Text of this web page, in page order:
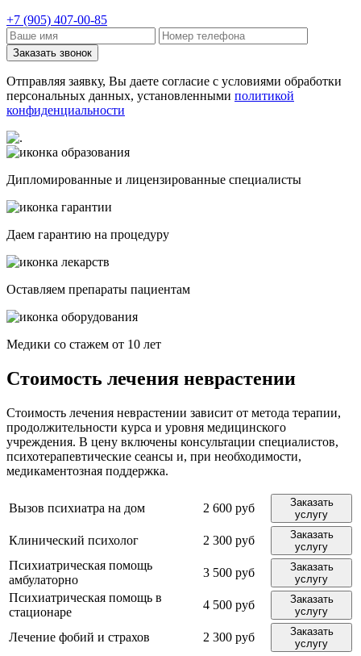
+7 (905) 407-00-85
Заказать звонок
Отправляя заявку, Вы даете согласие с условиями обработки
персональных данных, установленными политикой
конфиденциальности
Дипломированные и лицензированные специалисты
Даем гарантию на процедуру
Оставляем препараты пациентам
Медики со стажем от 10 лет
Стоимость лечения неврастении
Стоимость лечения неврастении зависит от метода терапии,
продолжительности курса и уровня медицинского
учреждения. В цену включены консультации специалистов,
психотерапевтические сеансы и, при необходимости,
медикаментозная поддержка.
Вызов психиатра на дом 2 600 руб
Заказать
услугу
Клинический психолог 2 300 руб
Заказать
услугу
Психиатрическая помощь
амбулаторно
3 500 руб
Заказать
услугу
Психиатрическая помощь в
стационаре
4 500 руб
Заказать
услугу
Лечение фобий и страхов 2 300 руб
Заказать
услугу